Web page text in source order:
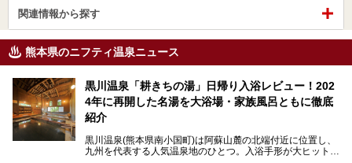
関連情報から探す
熊本県のニフティ温泉ニュース
黒川温泉「耕きちの湯」日帰り入浴レビュー！202
4年に再開した名湯を大浴場・家族風呂ともに徹底
紹介
黒川温泉(熊本県南小国町)は阿蘇山麓の北端付近に位置し、
九州を代表する人気温泉地のひとつ。入浴手形が大ヒット